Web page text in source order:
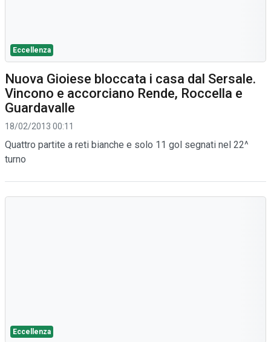
Eccellenza
Nuova Gioiese bloccata i casa dal Sersale.
Vincono e accorciano Rende, Roccella e
Guardavalle
18/02/2013 00:11
Quattro partite a reti bianche e solo 11 gol segnati nel 22^
turno
Eccellenza